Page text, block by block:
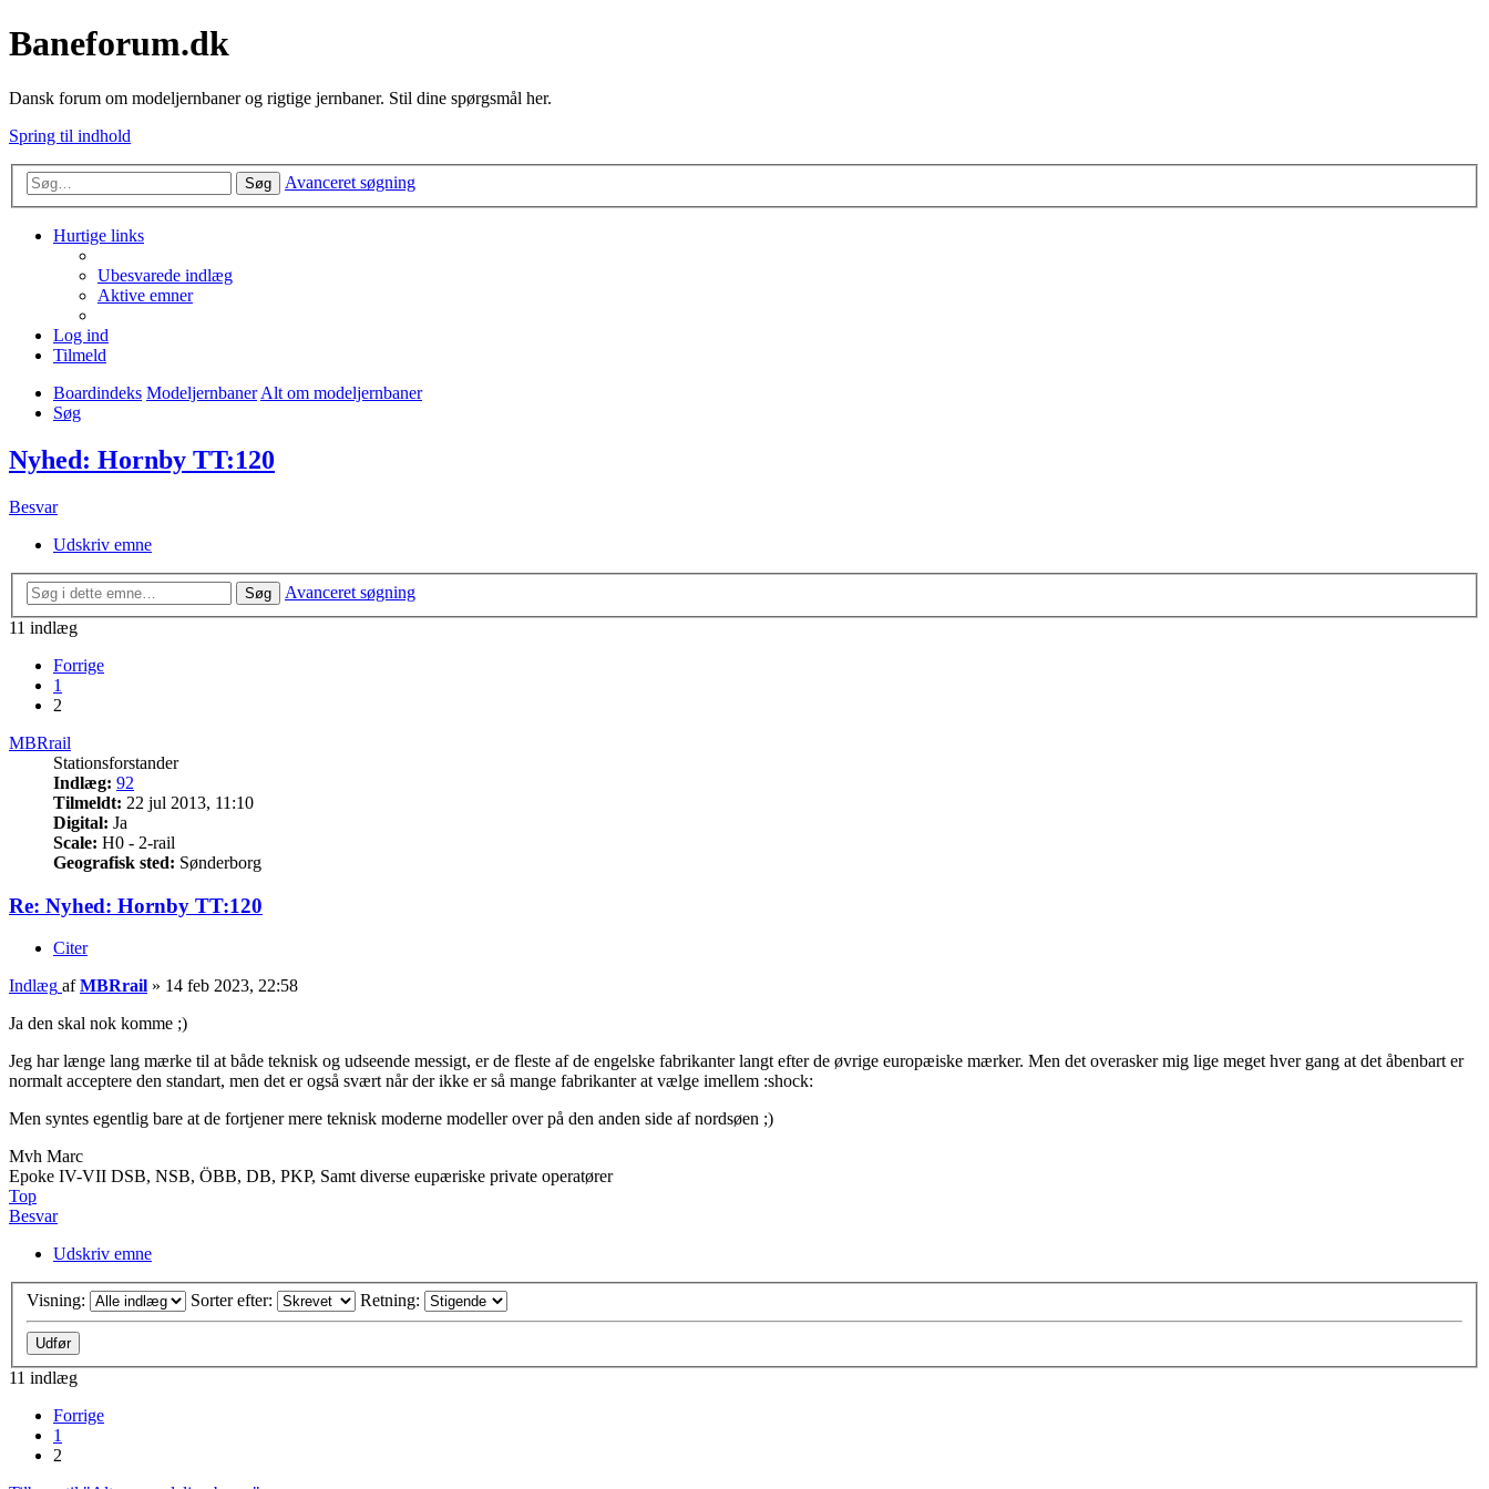
Baneforum.dk
Dansk forum om modeljernbaner og rigtige jernbaner. Stil dine spørgsmål her.
Spring til indhold
Søg Avanceret søgning
Hurtige links
Ubesvarede indlæg
Aktive emner
Log ind
Tilmeld
Boardindeks ModeljernbanerAlt om modeljernbaner
Søg
Nyhed: Hornby TT:120
Besvar
Udskriv emne
Søg
Avanceret søgning
11 indlæg
Forrige
1
2
MBRrail
Stationsforstander
Indlæg: 92
Tilmeldt: 22 jul 2013, 11:10
Digital: Ja
Scale: H0 - 2-rail
Geografisk sted: Sønderborg
Re: Nyhed: Hornby TT:120
Citer
Indlæg afMBRrail » 14 feb 2023, 22:58
Ja den skal nok komme ;)
Jeg har længe lang mærke til at både teknisk og udseende messigt, er de fleste af de engelske fabrikanter langt efter de øvrige europæiske mærker. Men det overasker mig lige meget hver gang at det åbenbart er
normalt acceptere den standart, men det er også svært når der ikke er så mange fabrikanter at vælge imellem :shock:
Men syntes egentlig bare at de fortjener mere teknisk moderne modeller over på den anden side af nordsøen ;)
Mvh Marc
Epoke IV-VII DSB, NSB, ÖBB, DB, PKP, Samt diverse eupæriske private operatører
Top
Besvar
Udskriv emne
Visning: Sorter efter: Retning:
11 indlæg
Forrige
1
2